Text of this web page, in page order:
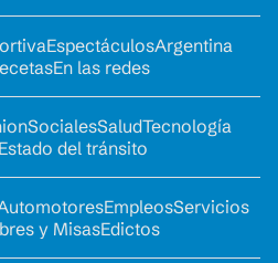
EspectáculosArgentina
En las redes
SocialesSaludTecnología
del tránsito
EmpleosServicios
y MisasEdictos